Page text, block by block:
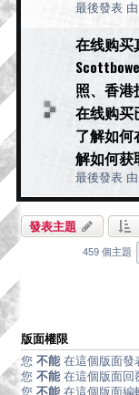
最後發表 由
在线购买
照、香港
在线购买
了解如
解如何获
最後發表 由
發表主題
459 個主題
版面權限
您 不能 在這個版面發
您 不能 在這個版面回
您 不能 在這個版面編